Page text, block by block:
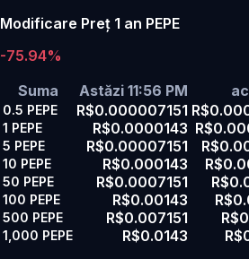
Modificare Preț 1 an PEPE
-75.94%
Suma
Astăzi 11:56 PM
0.5 PEPE R$0.000007151
1 PEPE R$0.0000143
5 PEPE R$0.00007151
10 PEPE R$0.000143
50 PEPE R$0.0007151
100 PEPE R$0.00143
500 PEPE R$0.007151
1,000 PEPE R$0.0143